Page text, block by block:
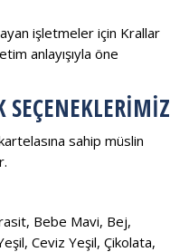
işletmeler için Krallar
anlayışıyla öne
sahip müslin
Bebe Mavi, Bej,
Ceviz Yeşil, Çikolata,